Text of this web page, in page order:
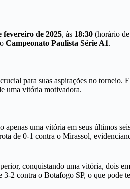
fevereiro de 2025, às 18:30 (horário
Campeonato Paulista Série A1.
para suas aspirações no torneio.
uma vitória motivadora.
apenas uma vitória em seus últimos
de 0-1 contra o Mirassol,
conquistando uma vitória, dois
2 contra o Botafogo SP, o que pode